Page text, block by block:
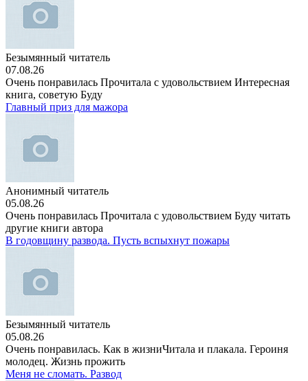
Безымянный читатель
07.08.26
Очень понравилась Прочитала с удовольствием Интересная
книга, советую Буду
Главный приз для мажора
Анонимный читатель
05.08.26
Очень понравилась Прочитала с удовольствием Буду читать
другие книги автора
В годовщину развода. Пусть вспыхнут пожары
Безымянный читатель
05.08.26
Очень понравилась. Как в жизниЧитала и плакала. Героиня
молодец. Жизнь прожить
Меня не сломать. Развод